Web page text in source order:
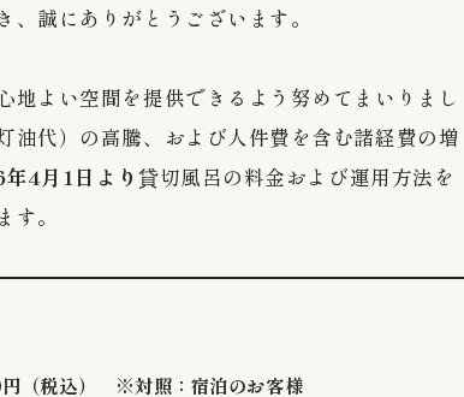
、誠にありがとうございます。
地よい空間を提供できるよう努めてまいりまし
油代）の高騰、および人件費を含む諸経費の増
4月1日より貸切風呂の料金および運用方法を
す。
（税込） ※対照：宿泊のお客様